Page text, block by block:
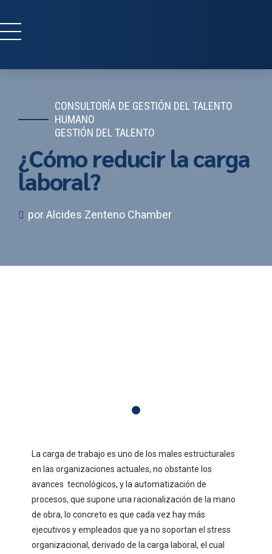
CONSULTORÍA DE GESTIÓN DEL TALENTO
HUMANO
GESTIÓN DEL TALENTO
¿Cómo reducir la carga
laboral?
por Alcides Zenteno Chamber
La carga de trabajo es uno de los males estructurales
en las organizaciones actuales, no obstante los
avances tecnológicos, y la automatización de
procesos, que supone una racionalización de la mano
de obra, lo concreto es que cada vez hay más
ejecutivos y empleados que ya no soportan el stress
organizacional, derivado de la carga laboral, el cual